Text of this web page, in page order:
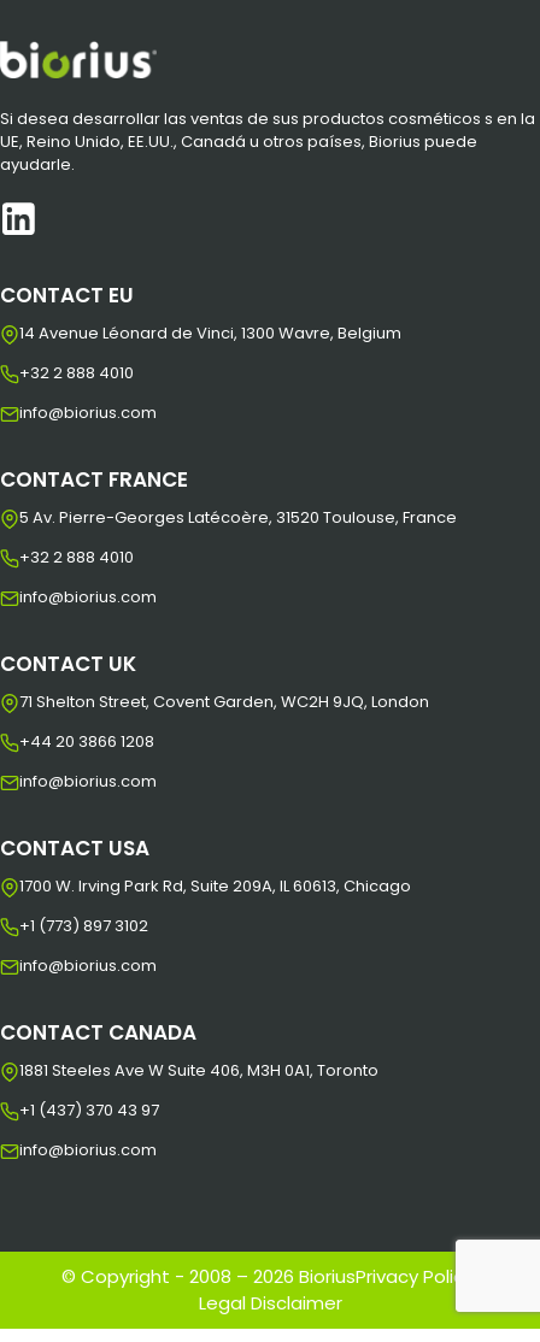
Si desea desarrollar las ventas de sus productos cosméticos s en la
UE, Reino Unido, EE.UU., Canadá u otros países, Biorius puede
ayudarle.
CONTACT EU
14 Avenue Léonard de Vinci, 1300 Wavre, Belgium
+32 2 888 4010
info@biorius.com
CONTACT FRANCE
5 Av. Pierre-Georges Latécoère, 31520 Toulouse, France
+32 2 888 4010
info@biorius.com
CONTACT UK
71 Shelton Street, Covent Garden, WC2H 9JQ, London
+44 20 3866 1208
info@biorius.com
CONTACT USA
1700 W. Irving Park Rd, Suite 209A, IL 60613, Chicago
+1 (773) 897 3102
info@biorius.com
CONTACT CANADA
1881 Steeles Ave W Suite 406, M3H 0A1, Toronto
+1 (437) 370 43 97
info@biorius.com
© Copyright - 2008 – 2026 BioriusPrivacy Policy
Legal Disclaimer